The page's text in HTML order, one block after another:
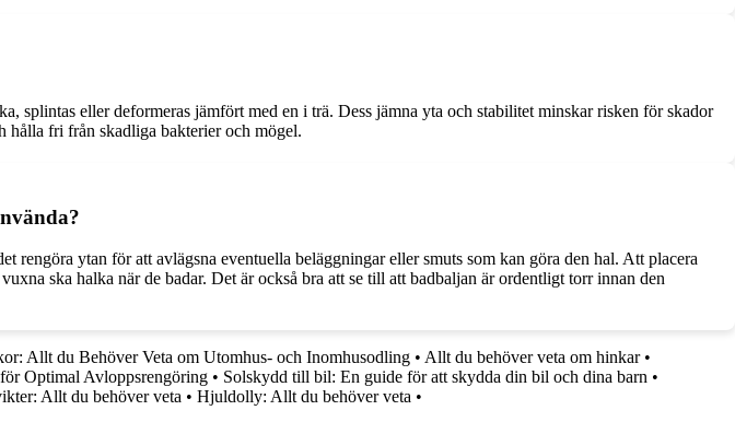
splintas eller deformeras jämfört med en i trä. Dess jämna yta och stabilitet minskar risken för skador
hålla fri från skadliga bakterier och mögel.
ytan för att avlägsna eventuella beläggningar eller smuts som kan göra den hal. Att placera
ska halka när de badar. Det är också bra att se till att badbaljan är ordentligt torr innan den
Allt du Behöver Veta om Utomhus- och Inomhusodling • Allt du behöver veta om hinkar•
Optimal Avloppsrengöring • Solskydd till bil: En guide för att skydda din bil och dina barn •
Allt du behöver veta • Hjuldolly: Allt du behöver veta •